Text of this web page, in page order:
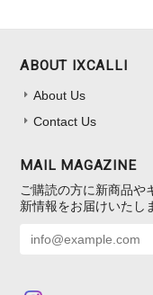
ABOUT IXCALLI
About Us
Contact Us
MAIL MAGAZINE
ご購読の方に新商品や
新情報をお届けいたし